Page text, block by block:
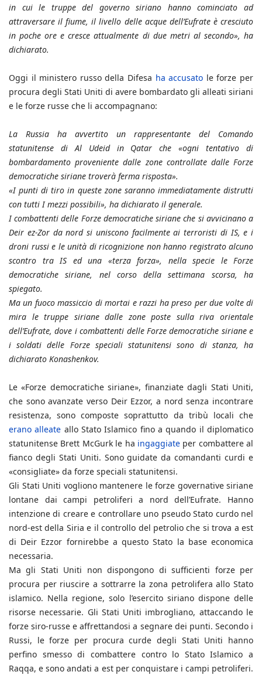
in cui le truppe del governo siriano hanno cominciato ad
attraversare il fiume, il livello delle acque dell’Eufrate è cresciuto
in poche ore e cresce attualmente di due metri al secondo», ha
dichiarato.
Oggi il ministero russo della Difesa ha accusato le forze per
procura degli Stati Uniti di avere bombardato gli alleati siriani
e le forze russe che li accompagnano:
La Russia ha avvertito un rappresentante del Comando
statunitense di Al Udeid in Qatar che «ogni tentativo di
bombardamento proveniente dalle zone controllate dalle Forze
democratiche siriane troverà ferma risposta».
«I punti di tiro in queste zone saranno immediatamente distrutti
con tutti I mezzi possibili», ha dichiarato il generale.
I combattenti delle Forze democratiche siriane che si avvicinano a
Deir ez-Zor da nord si uniscono facilmente ai terroristi di IS, e i
droni russi e le unità di ricognizione non hanno registrato alcuno
scontro tra IS ed una «terza forza», nella specie le Forze
democratiche siriane, nel corso della settimana scorsa, ha
spiegato.
Ma un fuoco massiccio di mortai e razzi ha preso per due volte di
mira le truppe siriane dalle zone poste sulla riva orientale
dell’Eufrate, dove i combattenti delle Forze democratiche siriane e
i soldati delle Forze speciali statunitensi sono di stanza, ha
dichiarato Konashenkov.
Le «Forze democratiche siriane», finanziate dagli Stati Uniti,
che sono avanzate verso Deir Ezzor, a nord senza incontrare
resistenza, sono composte soprattutto da tribù locali che
erano alleate allo Stato Islamico fino a quando il diplomatico
statunitense Brett McGurk le ha ingaggiate per combattere al
fianco degli Stati Uniti. Sono guidate da comandanti curdi e
«consigliate» da forze speciali statunitensi.
Gli Stati Uniti vogliono mantenere le forze governative siriane
lontane dai campi petroliferi a nord dell’Eufrate. Hanno
intenzione di creare e controllare uno pseudo Stato curdo nel
nord-est della Siria e il controllo del petrolio che si trova a est
di Deir Ezzor fornirebbe a questo Stato la base economica
necessaria.
Ma gli Stati Uniti non dispongono di sufficienti forze per
procura per riuscire a sottrarre la zona petrolifera allo Stato
islamico. Nella regione, solo l’esercito siriano dispone delle
risorse necessarie. Gli Stati Uniti imbrogliano, attaccando le
forze siro-russe e affrettandosi a segnare dei punti. Secondo i
Russi, le forze per procura curde degli Stati Uniti hanno
perfino smesso di combattere contro lo Stato Islamico a
Raqqa, e sono andati a est per conquistare i campi petroliferi.